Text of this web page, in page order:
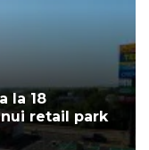
la 18
retail park